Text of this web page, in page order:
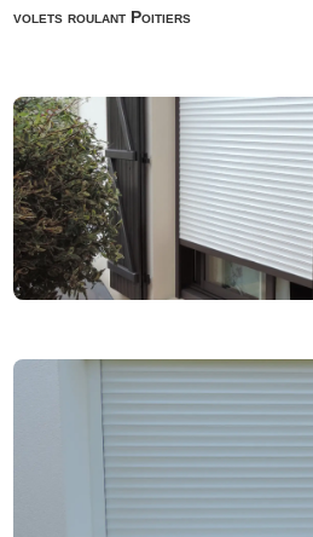
volets roulant Poitiers